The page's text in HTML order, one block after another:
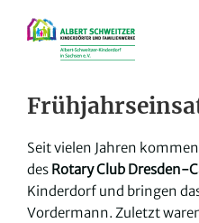
Inhalt
Seit vielen Jahren
des Rotary Club Dresden-
Kinderdorf und bringen
Vordermann. Zuletzt